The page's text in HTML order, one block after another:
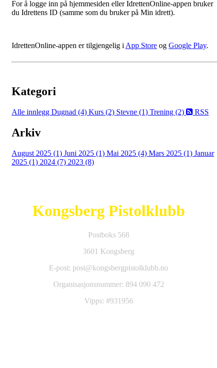
For å logge inn på hjemmesiden eller IdrettenOnline-appen bruker
du Idrettens ID (samme som du bruker på Min idrett).
IdrettenOnline-appen er tilgjengelig i App Store og Google Play.
Kategori
Alle innlegg Dugnad (4) Kurs (2) Stevne (1) Trening (2) RSS
Arkiv
August 2025 (1) Juni 2025 (1) Mai 2025 (4) Mars 2025 (1) Januar
2025 (1) 2024 (7) 2023 (8)
Kongsberg Pistolklubb
Postboks 568
3601 Kongsberg
E-post: post@kongsbergpistolklubb.no
Organisasjonsnummer: 894 090 472
Vipps: #931956